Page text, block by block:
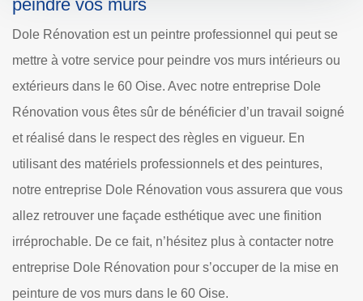
peindre vos murs
Dole Rénovation est un peintre professionnel qui peut se
mettre à votre service pour peindre vos murs intérieurs ou
extérieurs dans le 60 Oise. Avec notre entreprise Dole
Rénovation vous êtes sûr de bénéficier d’un travail soigné
et réalisé dans le respect des règles en vigueur. En
utilisant des matériels professionnels et des peintures,
notre entreprise Dole Rénovation vous assurera que vous
allez retrouver une façade esthétique avec une finition
irréprochable. De ce fait, n’hésitez plus à contacter notre
entreprise Dole Rénovation pour s’occuper de la mise en
peinture de vos murs dans le 60 Oise.